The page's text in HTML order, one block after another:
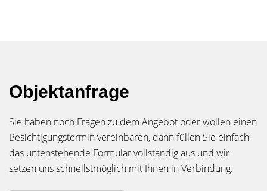
Objektanfrage
Sie haben noch Fragen zu dem Angebot oder wollen einen
Besichtigungstermin vereinbaren, dann füllen Sie einfach
das untenstehende Formular vollständig aus und wir
setzen uns schnellstmöglich mit Ihnen in Verbindung.